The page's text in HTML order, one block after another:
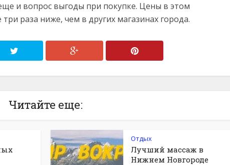
и вопрос выгоды при покупке. Цены в этом
раза ниже, чем в других магазинах города.
Читайте еще:
Отдых
Лучший массаж в
Нижнем Новгороде